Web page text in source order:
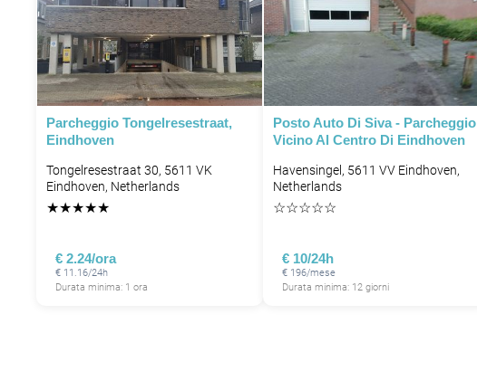
Parcheggio Tongelresestraat,
Eindhoven
Tongelresestraat 30, 5611 VK
Eindhoven, Netherlands
★★★★★
€ 2.24/ora
€ 11.16/24h
Durata minima: 1 ora
Posto Auto Di Siva - Parcheggio
Vicino Al Centro Di Eindhoven
Havensingel, 5611 VV Eindhoven,
Netherlands
☆☆☆☆☆
€ 10/24h
€ 196/mese
Durata minima: 12 giorni